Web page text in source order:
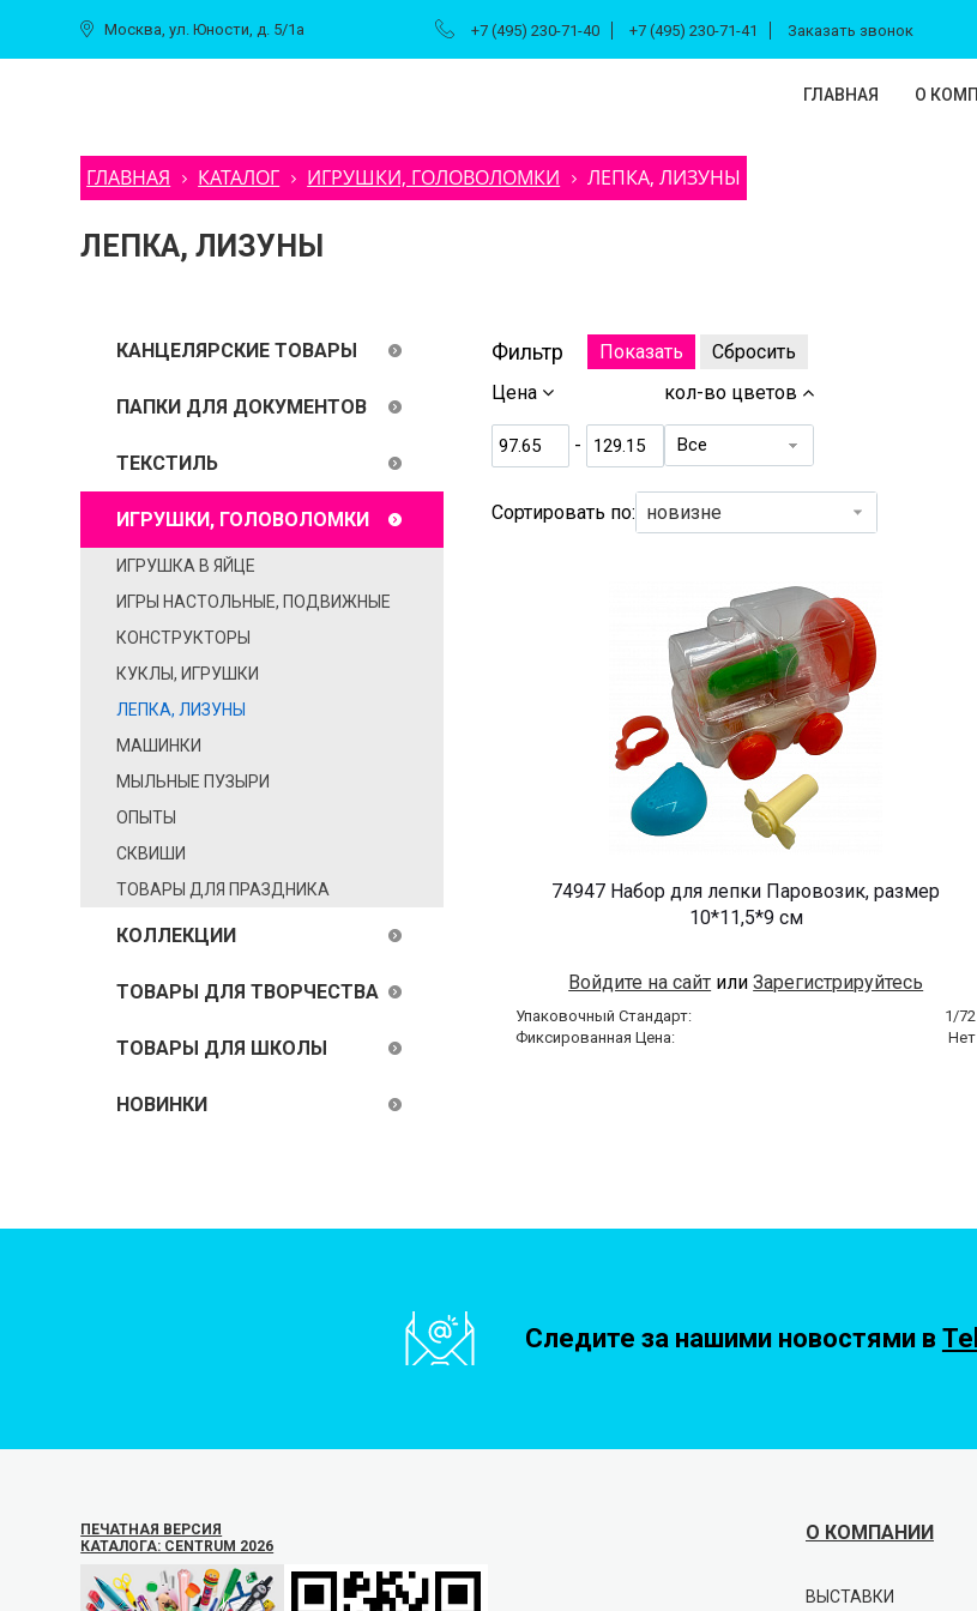
Москва, ул. Юности, д. 5/1а +7 (495) 230-71-40 +7 (495) 230-71-41 Заказать звонок
ГЛАВНАЯ О
ГЛАВНАЯ КАТАЛОГ ИГРУШКИ, ГОЛОВОЛОМКИ ЛЕПКА, ЛИЗУНЫ
ЛЕПКА, ЛИЗУНЫ
КАНЦЕЛЯРСКИЕ ТОВАРЫ
ПАПКИ ДЛЯ ДОКУМЕНТОВ
ТЕКСТИЛЬ
ИГРУШКИ, ГОЛОВОЛОМКИ
ИГРУШКА В ЯЙЦЕ
ИГРЫ НАСТОЛЬНЫЕ, ПОДВИЖНЫЕ
КОНСТРУКТОРЫ
КУКЛЫ, ИГРУШКИ
ЛЕПКА, ЛИЗУНЫ
МАШИНКИ
МЫЛЬНЫЕ ПУЗЫРИ
ОПЫТЫ
СКВИШИ
ТОВАРЫ ДЛЯ ПРАЗДНИКА
КОЛЛЕКЦИИ
ТОВАРЫ ДЛЯ ТВОРЧЕСТВА
ТОВАРЫ ДЛЯ ШКОЛЫ
НОВИНКИ
Фильтр
Цена
-
кол-во цветов
Все
Сортировать по: новизне
74947 Набор для лепки Паровозик, размер
10*11,5*9 см
Войдите на сайт илиЗарегистрируйтесь
Упаковочный Стандарт:
1/72
Фиксированная Цена:
Нет
Следите за нашими новостями в
ПЕЧАТНАЯ ВЕРСИЯ
КАТАЛОГА: CENTRUM 2026
О КОМПАНИИ
ВЫСТАВКИ